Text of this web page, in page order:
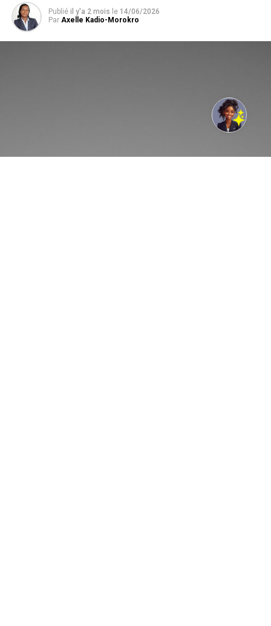
Publié il y'a 2 mois le 14/06/2026
Par Axelle Kadio-Morokro